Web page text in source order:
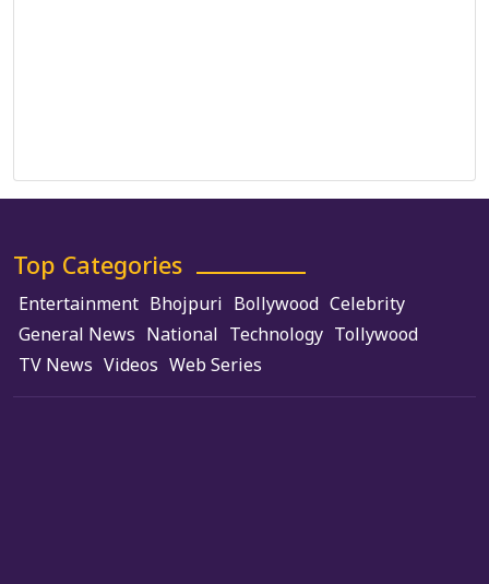
Top Categories
Entertainment Bhojpuri Bollywood Celebrity
General News National Technology Tollywood
TV News Videos Web Series